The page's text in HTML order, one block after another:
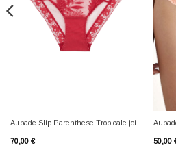
Aubade Slip Parenthese Tropicale joi
70,00 € 50,00